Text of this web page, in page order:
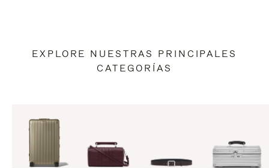
EXPLORE NUESTRAS PRINCIPALES
CATEGORÍAS